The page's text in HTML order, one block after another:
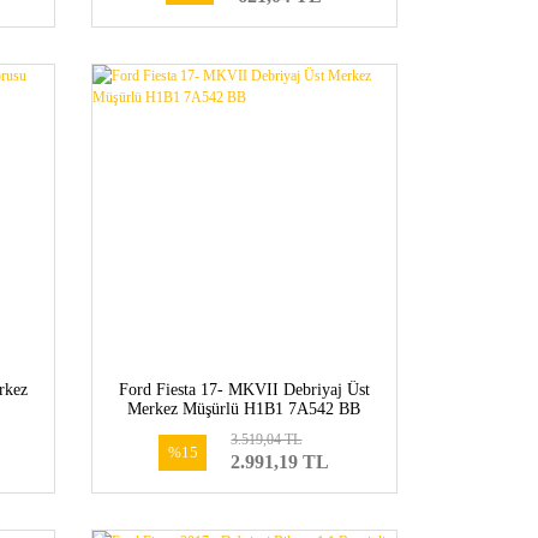
Ford Fiesta 17- MKVII Debriyaj Üst
Merkez Müşürlü H1B1 7A542 BB
%15 2.991,19 TL
3.519,04 TL